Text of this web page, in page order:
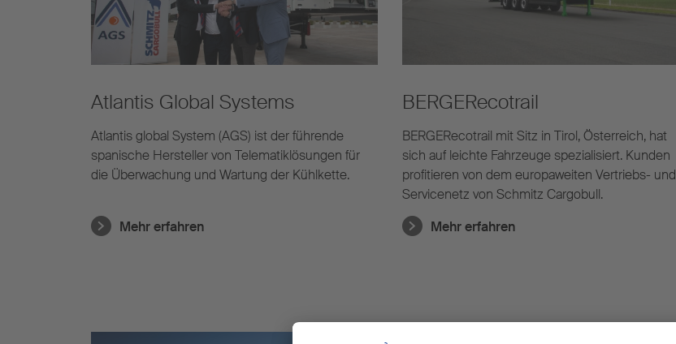
Atlantis Global Systems
Atlantis global System (AGS) ist der führende
spanische Hersteller von Telematiklösungen für
die Überwachung und Wartung der Kühlkette.
Mehr erfahren
BERGERecotrail
BERGERecotrail mit Sitz in Tirol, Österreich, hat
sich auf leichte Fahrzeuge spezialisiert. Kunden
profitieren von dem europaweiten Vertriebs- und
Servicenetz von Schmitz Cargobull.
Mehr erfahren